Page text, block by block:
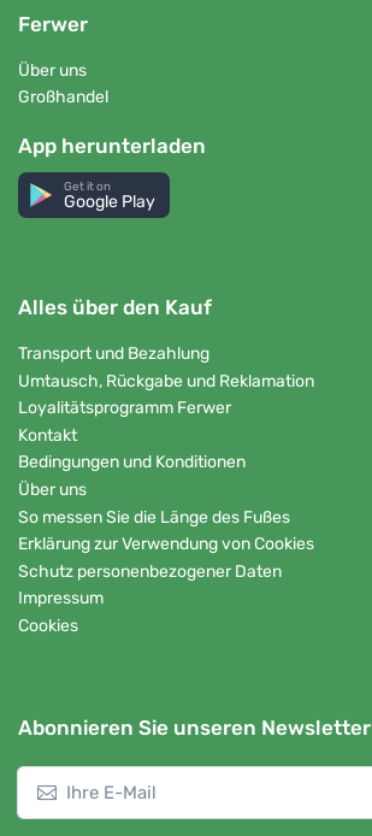
Ferwer
Über uns
Großhandel
App herunterladen
Get it on
Google Play
Alles über den Kauf
Transport und Bezahlung
Umtausch, Rückgabe und Reklamation
Loyalitätsprogramm Ferwer
Kontakt
Bedingungen und Konditionen
Über uns
So messen Sie die Länge des Fußes
Erklärung zur Verwendung von Cookies
Schutz personenbezogener Daten
Impressum
Cookies
Abonnieren Sie unseren Newsletter